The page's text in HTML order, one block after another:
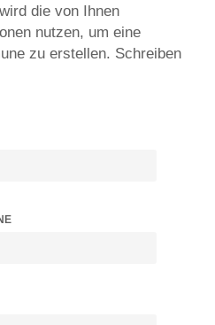
die von Ihnen
nutzen, um eine
zu erstellen. Schreiben